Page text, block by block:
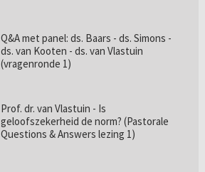
Q&A met panel: ds. Baars - ds. Simons -
ds. van Kooten - ds. van Vlastuin
(vragenronde 1)
Prof. dr. van Vlastuin - Is
geloofszekerheid de norm? (Pastorale
Questions & Answers lezing 1)